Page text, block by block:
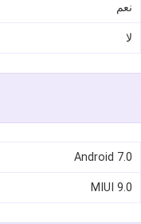
نعم
لا
Android 7.0
MIUI 9.0